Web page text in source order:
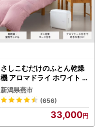
さしこむだけのふとん乾燥
機 アロマドライ ホワイト (
FD-4149W)
新潟県燕市
(656)
33,000